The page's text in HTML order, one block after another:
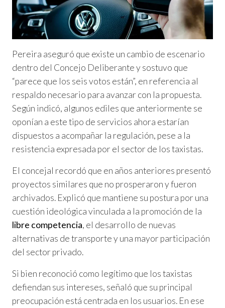
Pereira aseguró que existe un cambio de escenario
dentro del Concejo Deliberante y sostuvo que
“parece que los seis votos están”, en referencia al
respaldo necesario para avanzar con la propuesta.
Según indicó, algunos ediles que anteriormente se
oponían a este tipo de servicios ahora estarían
dispuestos a acompañar la regulación, pese a la
resistencia expresada por el sector de los taxistas.
El concejal recordó que en años anteriores presentó
proyectos similares que no prosperaron y fueron
archivados. Explicó que mantiene su postura por una
cuestión ideológica vinculada a la promoción de la
libre competencia, el desarrollo de nuevas
alternativas de transporte y una mayor participación
del sector privado.
Si bien reconoció como legítimo que los taxistas
defiendan sus intereses, señaló que su principal
preocupación está centrada en los usuarios. En ese